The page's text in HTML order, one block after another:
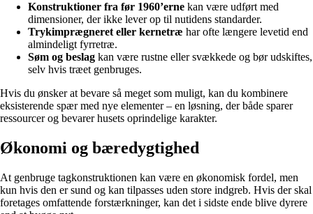
Konstruktioner fra før 1960’erne kan være udført med
dimensioner, der ikke lever op til nutidens standarder.
Trykimprægneret eller kernetræ har ofte længere levetid end
almindeligt fyrretræ.
Søm og beslag kan være rustne eller svækkede og bør udskiftes,
selv hvis træet genbruges.
Hvis du ønsker at bevare så meget som muligt, kan du kombinere
eksisterende spær med nye elementer – en løsning, der både sparer
ressourcer og bevarer husets oprindelige karakter.
Økonomi og bæredygtighed
At genbruge tagkonstruktionen kan være en økonomisk fordel, men
kun hvis den er sund og kan tilpasses uden store indgreb. Hvis der skal
foretages omfattende forstærkninger, kan det i sidste ende blive dyrere